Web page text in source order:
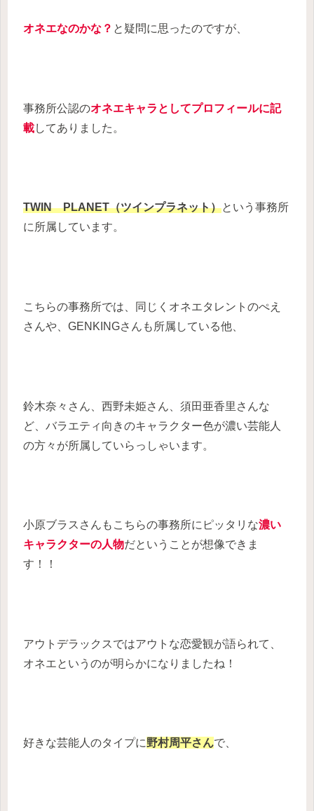
オネエなのかな？ と疑問に思ったのですが、
事務所公認のオネエキャラとしてプロフィールに記
載してありました。
TWIN PLANET（ツインプラネット）という事務所
に所属しています。
こちらの事務所では、同じくオネエタレントのぺえ
さんや、GENKINGさんも所属している他、
鈴木奈々さん、西野未姫さん、須田亜香里さんな
ど、バラエティ向きのキャラクター色が濃い芸能人
の方々が所属していらっしゃいます。
小原ブラスさんもこちらの事務所にピッタリな濃い
キャラクターの人物だということが想像できま
す！！
アウトデラックスではアウトな恋愛観が語られて、
オネエというのが明らかになりましたね！
好きな芸能人のタイプに野村周平さんで、